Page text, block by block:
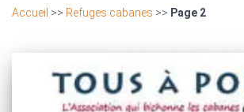
Accueil >> Refuges cabanes >> Page 2